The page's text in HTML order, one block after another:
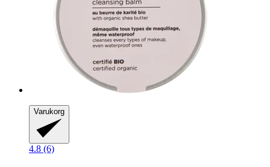
Varukorg
4.8 (6)